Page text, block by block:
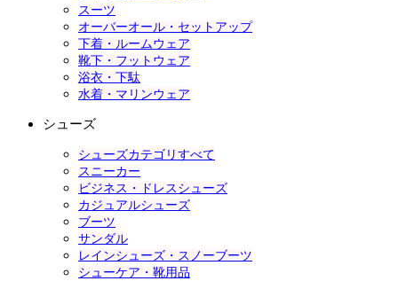
スーツ
オーバーオール・セットアップ
下着・ルームウェア
靴下・フットウェア
浴衣・下駄
水着・マリンウェア
シューズ
シューズカテゴリすべて
スニーカー
ビジネス・ドレスシューズ
カジュアルシューズ
ブーツ
サンダル
レインシューズ・スノーブーツ
シューケア・靴用品